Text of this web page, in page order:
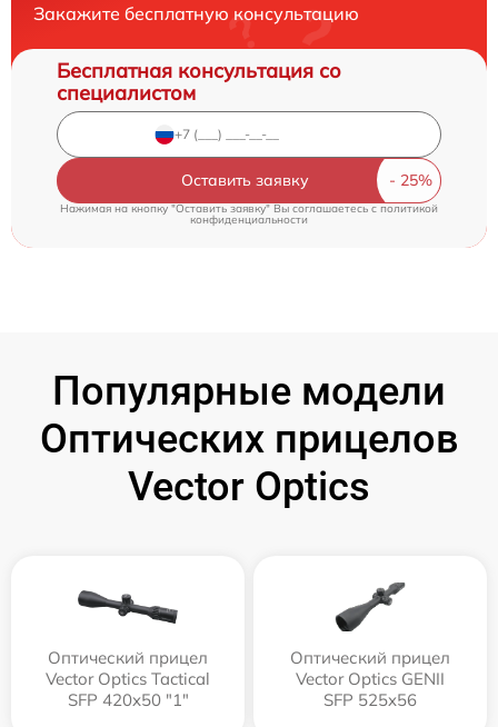
Закажите бесплатную консультацию
Бесплатная консультация со
специалистом
Оставить заявку
Нажимая на кнопку "Оставить заявку" Вы соглашаетесь cполитикой
конфиденциальности
Популярные модели
Оптических прицелов
Vector Optics
Оптический прицел
Vector Optics Tactical
SFP 420x50 "1"
Оптический прицел
Vector Optics GENII
SFP 525x56